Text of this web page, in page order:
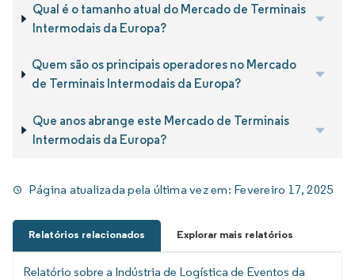
Qual é o tamanho atual do Mercado de Terminais
Intermodais da Europa?
Quem são os principais operadores no Mercado
de Terminais Intermodais da Europa?
Que anos abrange este Mercado de Terminais
Intermodais da Europa?
Página atualizada pela última vez em: Fevereiro 17, 2025
Relatórios relacionados Explorar mais relatórios
Relatório sobre a Indústria de Logística de Eventos da